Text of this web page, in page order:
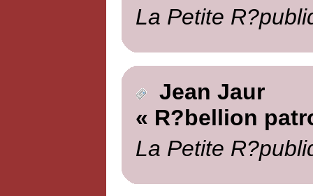
La Petite
Jean Jaur
« R?bellion
La Petite